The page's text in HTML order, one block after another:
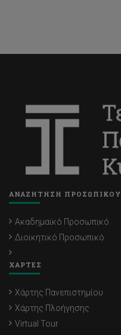
ΑΝΑΖΗΤΗΣΗ ΠΡΟΣΩΠΙΚΟΥ
Ακαδημαϊκό Προσωπικό
Διοικητικό Προσωπικό
ΧΑΡΤΕΣ
Χάρτης Πανεπιστημίου
Χάρτης Πλοήγησης
Virtual Tour